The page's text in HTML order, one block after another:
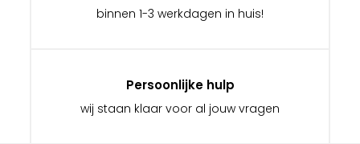
binnen 1-3 werkdagen in huis!
Persoonlijke hulp
wij staan klaar voor al jouw vragen